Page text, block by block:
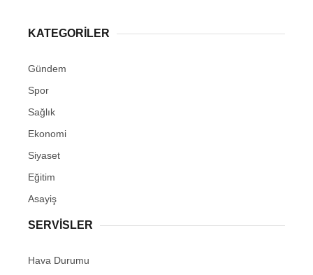
KATEGORİLER
Gündem
Spor
Sağlık
Ekonomi
Siyaset
Eğitim
Asayiş
SERVİSLER
Hava Durumu